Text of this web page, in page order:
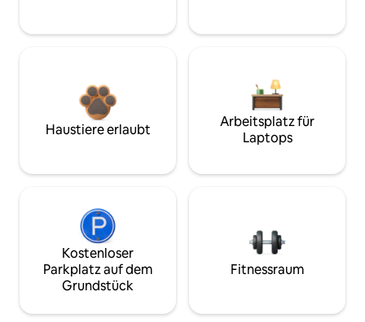
Haustiere erlaubt
Arbeitsplatz für
Laptops
Kostenloser
Parkplatz auf dem
Grundstück
Fitnessraum